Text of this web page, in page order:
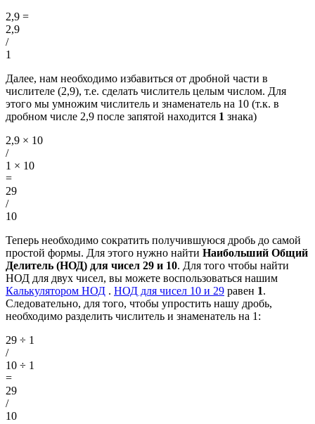
2,9 =
2,9
/
1
Далее, нам необходимо избавиться от дробной части в
числителе (2,9), т.е. сделать числитель целым числом. Для
этого мы умножим числитель и знаменатель на 10 (т.к. в
дробном числе 2,9 после запятой находится 1 знака)
2,9 × 10
/
1 × 10
=
29
/
10
Теперь необходимо сократить получившуюся дробь до самой
простой формы. Для этого нужно найти Наибольший Общий
Делитель (НОД) для чисел 29 и 10. Для того чтобы найти
НОД для двух чисел, вы можете воспользоваться нашим
Калькулятором НОД . НОД для чисел 10 и 29 равен 1.
Следовательно, для того, чтобы упростить нашу дробь,
необходимо разделить числитель и знаменатель на 1:
29 ÷ 1
/
10 ÷ 1
=
29
/
10